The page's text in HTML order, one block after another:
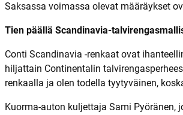
Saksassa voimassa olevat määräykset
Tien päällä Scandinavia-
Conti Scandinavia -renkaat ovat
hiljattain Continentalin
renkaalla ja olen todella tyytyväinen,
Kuorma-auton kuljettaja Sami Pyöränen,